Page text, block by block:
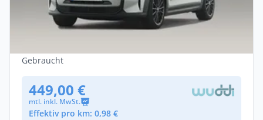
Privat & Gewerbe
MINI Cooper SE 3-Türer Premium
Gebraucht
449,00 €
mtl. inkl. MwSt.
Effektiv pro km: 0,98 €